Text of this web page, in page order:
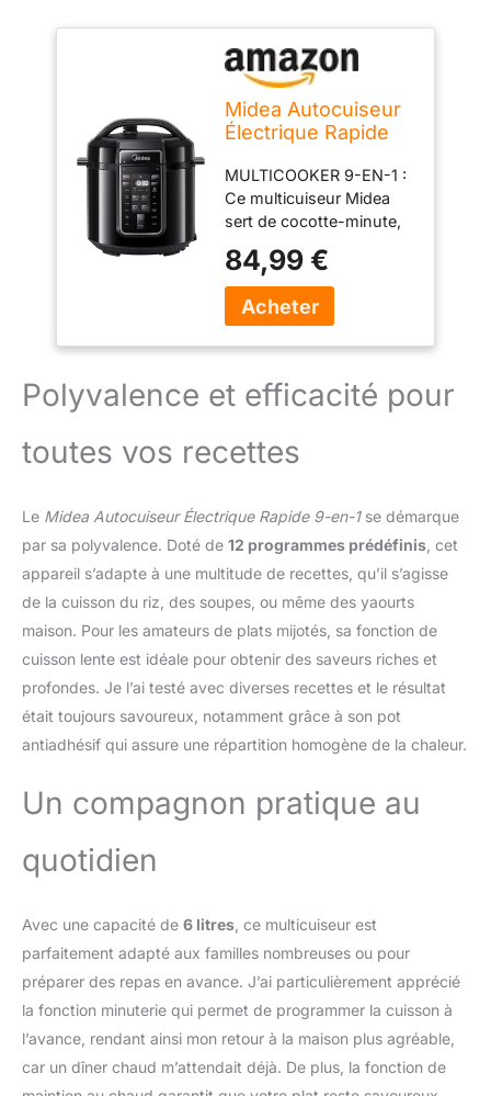
Midea Autocuiseur
Électrique Rapide
Programmes
Prédéfinis,
Multicuiseur Inox
Instantané, Pot
Antiadhésif,
Yaourtière, Cuiseur
de Riz, Cuisson
Lente, Sauté,
MULTICOOKER 9-EN-1 :
Ce multicuiseur Midea
sert de cocotte-minute,
yaourtière, mijoteuse,
mode sauté, sous-vide,
chauffe-plat et même de
PRÉDÉFINIS POUR TOUS
VOS BESOINS
12 réglages
variété de plats
gourmands comme la
viande, les bouillons, les
bien d'autres encore en
quelques étapes.
SÉCURITÉ
PROFESSIONNELLE :
de sécurité, ce
multicuiseur assure une
sécurisée avec des
protections contre la
sécurisé du couvercle,
etc. MINUTEUR
INTELLIGENT : La
fonction de démarrage
vous permet de
programmer vos recettes
84,99 €
Polyvalence et efficacité pour
toutes vos recettes
Le Midea Autocuiseur Électrique Rapide 9-en-1se démarque
par sa polyvalence. Doté de 12 programmes prédéfinis , cet
appareil s’adapte à une multitude de recettes, qu’il s’agisse
de la cuisson du riz, des soupes, ou même des yaourts
maison. Pour les amateurs de plats mijotés, sa fonction de
cuisson lente est idéale pour obtenir des saveurs riches et
profondes. Je l’ai testé avec diverses recettes et le résultat
était toujours savoureux, notamment grâce à son pot
antiadhésif qui assure une répartition homogène de la chaleur.
Un compagnon pratique au
quotidien
Avec une capacité de 6 litres , ce multicuiseur est
parfaitement adapté aux familles nombreuses ou pour
préparer des repas en avance. J’ai particulièrement apprécié
la fonction minuterie qui permet de programmer la cuisson à
l’avance, rendant ainsi mon retour à la maison plus agréable,
car un dîner chaud m’attendait déjà. De plus, la fonction de